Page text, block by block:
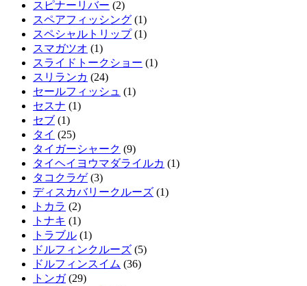
スピナーリバー (2)
スペアフィッシング (1)
スペシャルトリップ(1)
スマガツオ (1)
スライドトークショー (1)
スリランカ (24)
セールフィッシュ (1)
セスナ (1)
セブ (1)
タイ (25)
タイガーシャーク (9)
タイヘイヨウマダライルカ (1)
タコクラゲ(3)
ディスカバリークルーズ (1)
トカラ (2)
トナキ (1)
トラブル (1)
ドルフィンクルーズ (5)
ドルフィンスイム (36)
トンガ(29)